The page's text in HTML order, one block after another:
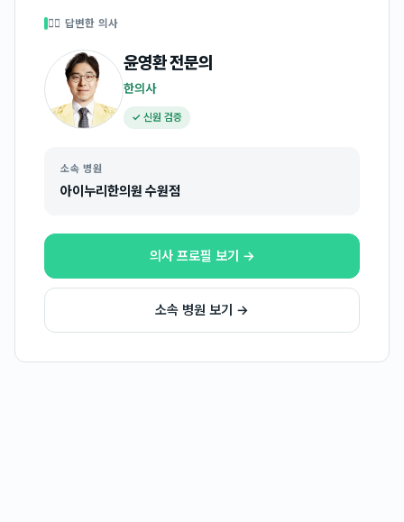
👩‍⚕️ 답변한 의사
윤영환전문의
한의사
✓ 신원 검증
소속 병원
아이누리한의원 수원점
의사 프로필 보기 →
소속 병원 보기 →